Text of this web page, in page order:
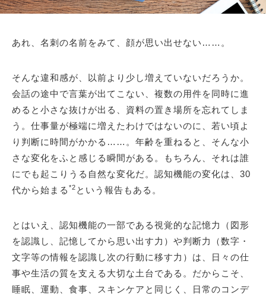
あれ、名刺の名前をみて、顔が思い出せない……。
そんな違和感が、以前より少し増えていないだろうか。
会話の途中で言葉が出てこない、複数の用件を同時に進
めると小さな抜けが出る、資料の置き場所を忘れてしま
う。仕事量が極端に増えたわけではないのに、若い頃よ
り判断に時間がかかる……。年齢を重ねると、そんな小
さな変化をふと感じる瞬間がある。もちろん、それは誰
にでも起こりうる自然な変化だ。認知機能の変化は、30
代から始まる *2 という報告もある。
とはいえ、認知機能の一部である視覚的な記憶力（図形
を認識し、記憶してから思い出す力）や判断力（数字・
文字等の情報を認識し次の行動に移す力）は、日々の仕
事や生活の質を支える大切な土台である。だからこそ、
睡眠、運動、食事、スキンケアと同じく、日常のコンデ